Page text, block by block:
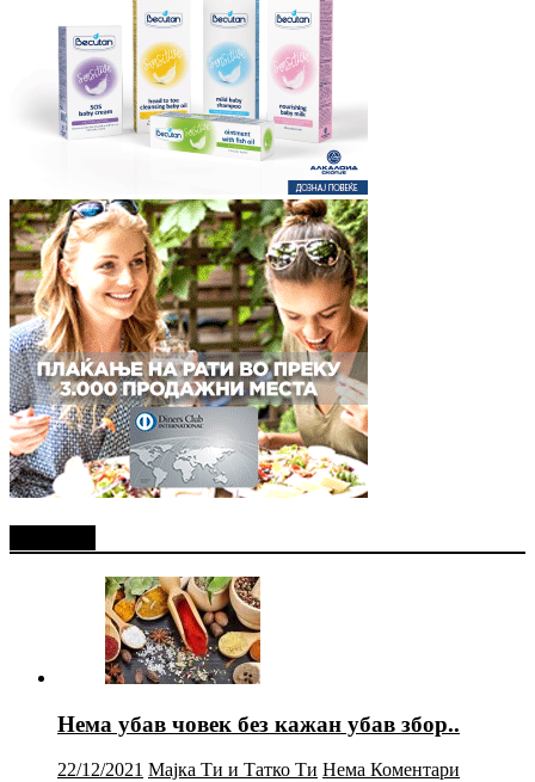
Нема убав човек без кажан убав збор..
22/12/2021 Мајка Ти и Татко Ти Нема Коментари